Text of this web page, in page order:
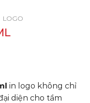
in logo không chỉ
diện cho tầm